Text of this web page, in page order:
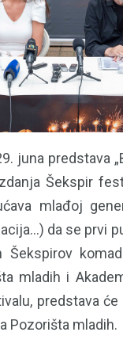
juna predstava
Šekspir
mlađoj
da se prvi
mladih i
predstava
Pozorišta mladih.